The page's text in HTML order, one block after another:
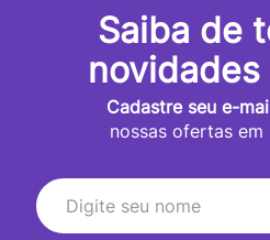
Saiba de
Cadastre seu e-
nossas ofertas em